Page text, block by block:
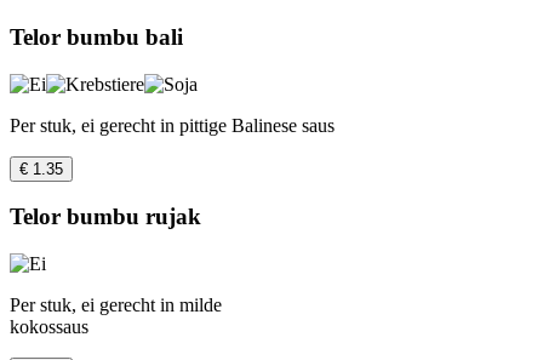
Telor bumbu bali
Per stuk, ei gerecht in pittige Balinese saus
€ 1.35
Telor bumbu rujak
Per stuk, ei gerecht in milde
kokossaus